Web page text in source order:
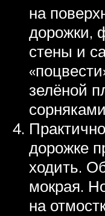
на
дорожки,
стены и
зелёной
дорожке
ходить.
мокрая.
на